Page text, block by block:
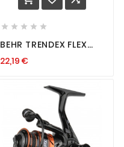
    
BEHR TRENDEX FLEX
BLEIKOPF
22,19 €